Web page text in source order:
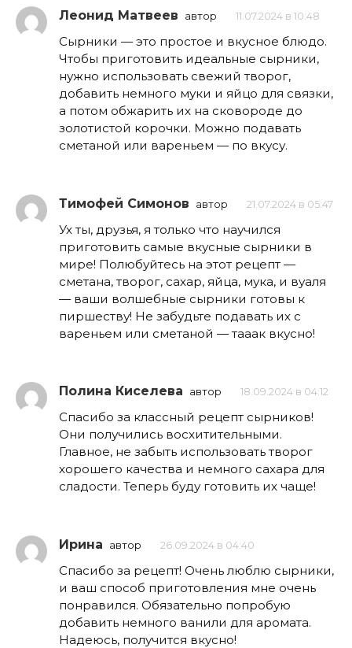
Леонид Матвеев автор 11.07.2024 в 10:48
Сырники — это простое и вкусное блюдо.
Чтобы приготовить идеальные сырники,
нужно использовать свежий творог,
добавить немного муки и яйцо для связки,
а потом обжарить их на сковороде до
золотистой корочки. Можно подавать
сметаной или вареньем — по вкусу.
Тимофей Симонов автор 21.07.2024 в 05:47
Ух ты, друзья, я только что научился
приготовить самые вкусные сырники в
мире! Полюбуйтесь на этот рецепт —
сметана, творог, сахар, яйца, мука, и вуаля
— ваши волшебные сырники готовы к
пиршеству! Не забудьте подавать их с
вареньем или сметаной — тааак вкусно!
Полина Киселева автор 18.09.2024 в 04:12
Спасибо за классный рецепт сырников!
Они получились восхитительными.
Главное, не забыть использовать творог
хорошего качества и немного сахара для
сладости. Теперь буду готовить их чаще!
Ирина автор 26.09.2024 в 04:40
Спасибо за рецепт! Очень люблю сырники,
и ваш способ приготовления мне очень
понравился. Обязательно попробую
добавить немного ванили для аромата.
Надеюсь, получится вкусно!